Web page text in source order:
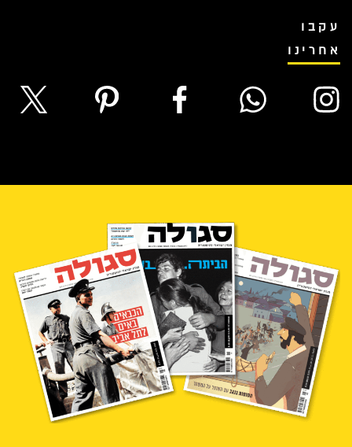
עקבו
אחרינו